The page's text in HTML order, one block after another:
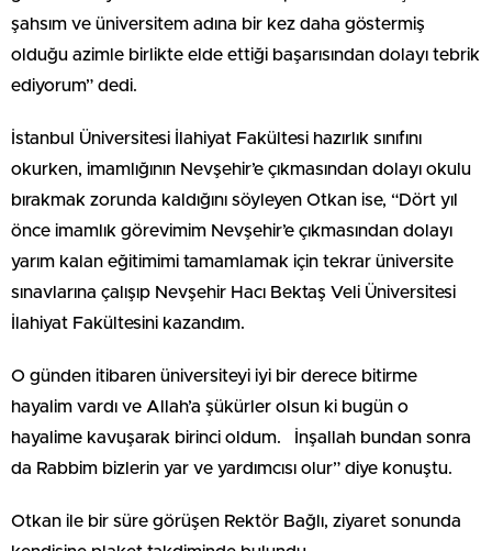
şahsım ve üniversitem adına bir kez daha göstermiş
olduğu azimle birlikte elde ettiği başarısından dolayı tebrik
ediyorum” dedi.
İstanbul Üniversitesi İlahiyat Fakültesi hazırlık sınıfını
okurken, imamlığının Nevşehir’e çıkmasından dolayı okulu
bırakmak zorunda kaldığını söyleyen Otkan ise, “Dört yıl
önce imamlık görevimim Nevşehir’e çıkmasından dolayı
yarım kalan eğitimimi tamamlamak için tekrar üniversite
sınavlarına çalışıp Nevşehir Hacı Bektaş Veli Üniversitesi
İlahiyat Fakültesini kazandım.
O günden itibaren üniversiteyi iyi bir derece bitirme
hayalim vardı ve Allah’a şükürler olsun ki bugün o
hayalime kavuşarak birinci oldum. İnşallah bundan sonra
da Rabbim bizlerin yar ve yardımcısı olur” diye konuştu.
Otkan ile bir süre görüşen Rektör Bağlı, ziyaret sonunda